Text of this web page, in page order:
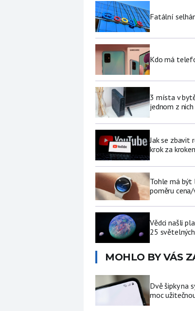
Fatální
Kdo má
3 místa v
jednom z nich
Jak se zbavit
krok za
Tohle má být
poměru
Vědci našli
25
MOHLO BY VÁS
Dvě šipky na
moc